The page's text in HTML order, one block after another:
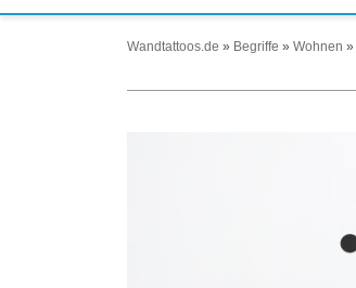
Wandtattoos.de » Begriffe » Wohnen »